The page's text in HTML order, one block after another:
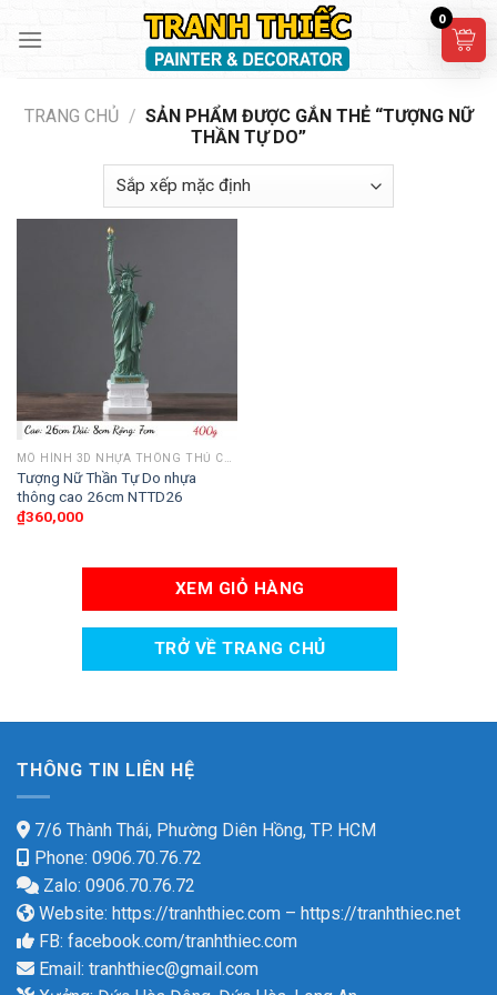
TRANG CHỦ / SẢN PHẨM ĐƯỢC GẮN THẺ “TƯỢNG NỮ
THẦN TỰ DO”
Tượng Nữ Thần Tự Do nhựa
thông cao 26cm NTTD26
₫360,000
XEM GIỎ HÀNG
TRỞ VỀ TRANG CHỦ
THÔNG TIN LIÊN HỆ
7/6 Thành Thái, Phường Diên Hồng, TP. HCM
Phone: 0906.70.76.72
Zalo: 0906.70.76.72
Website: https://tranhthiec.com – https://tranhthiec.net
FB: facebook.com/tranhthiec.com
Email: tranhthiec@gmail.com
0